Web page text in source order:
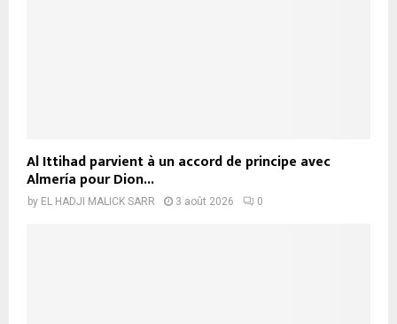
Al Ittihad parvient à un accord de principe avec
Almería pour Dion...
by EL HADJI MALICK SARR 3 août 2026 0